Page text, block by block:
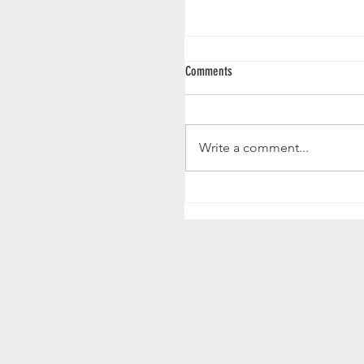
IGP NM 2026
Comments
Write a comment...